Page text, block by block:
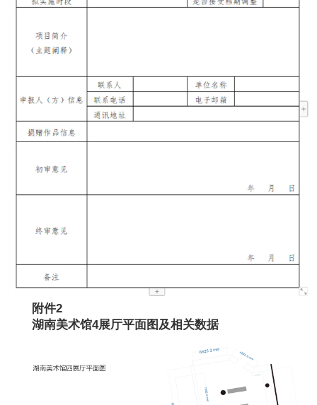
附件2
湖南美术馆4展厅平面图及相关数据